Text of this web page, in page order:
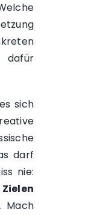
sich
darf
nie:
. Mach